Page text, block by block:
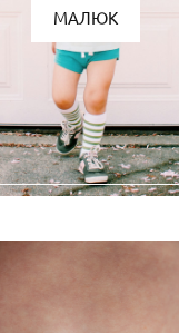
МАЛЮК